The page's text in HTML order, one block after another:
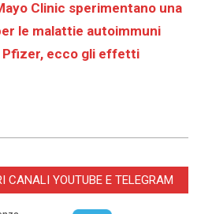
Clinic sperimentano una
le malattie autoimmuni
Pfizer, ecco gli effetti
CANALI YOUTUBE E TELEGRAM